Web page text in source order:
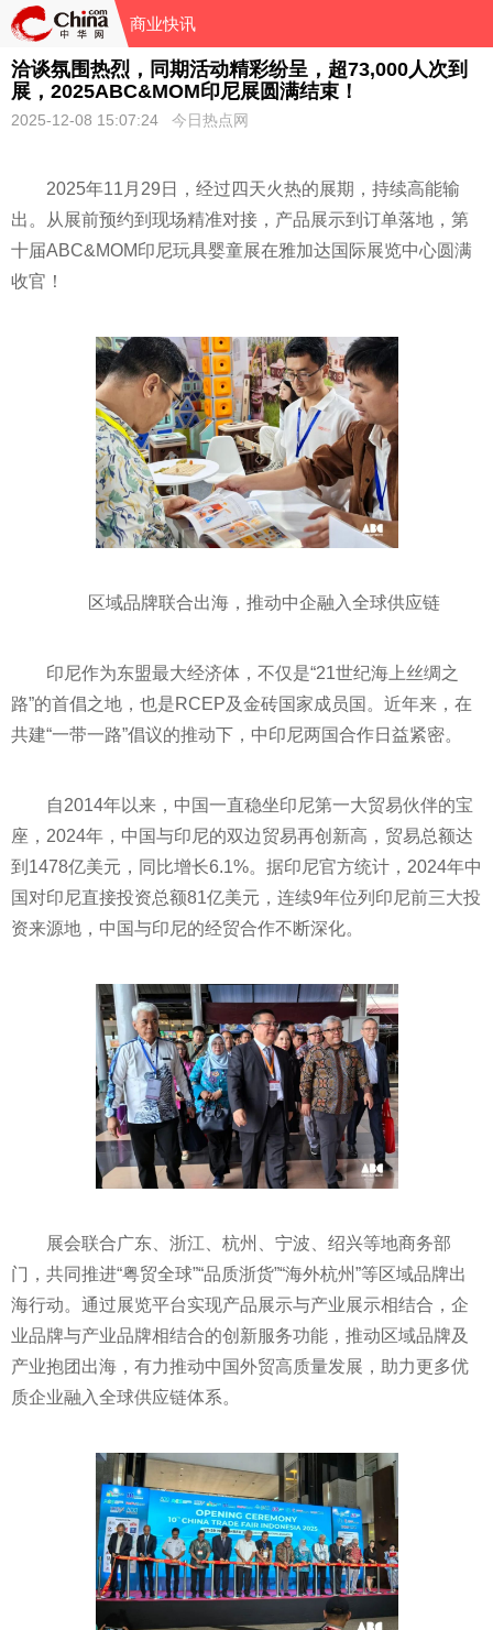
商业快讯
洽谈氛围热烈，同期活动精彩纷呈，超73,000人次到
展，2025ABC&MOM印尼展圆满结束！
2025-12-08 15:07:24 今日热点网
2025年11月29日，经过四天火热的展期，持续高能输
出。从展前预约到现场精准对接，产品展示到订单落地，第
十届ABC&MOM印尼玩具婴童展在雅加达国际展览中心圆满
收官！
区域品牌联合出海，推动中企融入全球供应链
印尼作为东盟最大经济体，不仅是“21世纪海上丝绸之
路”的首倡之地，也是RCEP及金砖国家成员国。近年来，在
共建“一带一路”倡议的推动下，中印尼两国合作日益紧密。
自2014年以来，中国一直稳坐印尼第一大贸易伙伴的宝
座，2024年，中国与印尼的双边贸易再创新高，贸易总额达
到1478亿美元，同比增长6.1%。据印尼官方统计，2024年中
国对印尼直接投资总额81亿美元，连续9年位列印尼前三大投
资来源地，中国与印尼的经贸合作不断深化。
展会联合广东、浙江、杭州、宁波、绍兴等地商务部
门，共同推进“粤贸全球”“品质浙货”“海外杭州”等区域品牌出
海行动。通过展览平台实现产品展示与产业展示相结合，企
业品牌与产业品牌相结合的创新服务功能，推动区域品牌及
产业抱团出海，有力推动中国外贸高质量发展，助力更多优
质企业融入全球供应链体系。